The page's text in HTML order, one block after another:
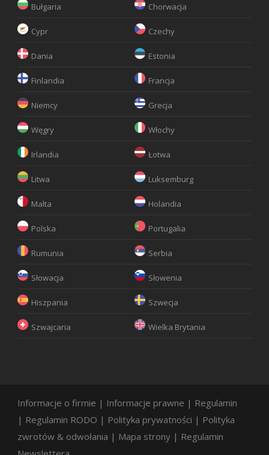
Bułgaria Chorwacja
Cypr Czechy
Dania Estonia
Finlandia Francja
Niemcy Grecja
Węgry Włochy
Irlandia Łotwa
Litwa Luksemburg
Malta Holandia
Polska Portugalia
Rumunia Serbia
Słowacja Słowenia
Hiszpania Szwecja
Szwajcaria Wielka Brytania
Informacje o firmie | Informacje prawne | Regulamin
| Regulamin RODO | Polityka prywatności | Polityka
zwrotów & odwołania | Mapa strony | Regulamin